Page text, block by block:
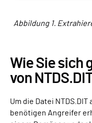
Abbildung 1.
Wie Sie sich
von
Um die Datei
benötigen Angreifer